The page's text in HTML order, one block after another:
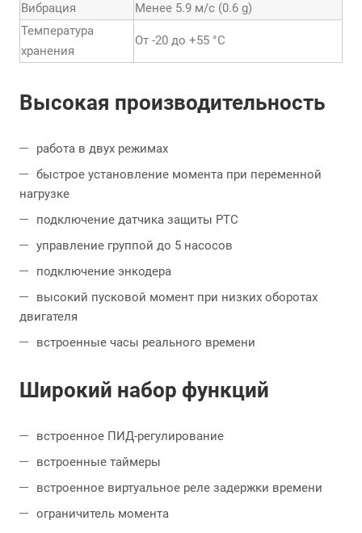
Вибрация
Менее 5.9 м/с (0.6 g)
Температура
хранения
От -20 до +55 °С
Высокая производительность
работа в двух режимах
быстрое установление момента при переменной
нагрузке
подключение датчика защиты PTC
управление группой до 5 насосов
подключение энкодера
высокий пусковой момент при низких оборотах
двигателя
встроенные часы реального времени
Широкий набор функций
встроенное ПИД-регулирование
встроенные таймеры
встроенное виртуальное реле задержки времени
ограничитель момента